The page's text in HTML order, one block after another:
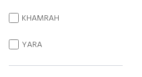
KHAMRAH
YARA